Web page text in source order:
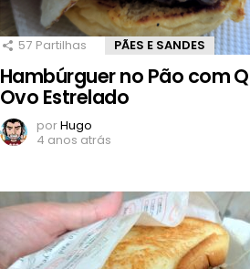
57 Partilhas PÃES E SANDES
Hambúrguer no Pão com
Ovo Estrelado
porHugo
4 anos atrás